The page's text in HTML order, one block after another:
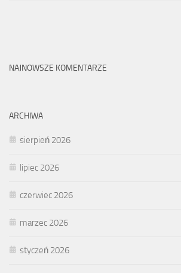
NAJNOWSZE KOMENTARZE
ARCHIWA
sierpień 2026
lipiec 2026
czerwiec 2026
marzec 2026
styczeń 2026